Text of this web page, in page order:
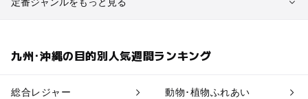
定番ジャンルをもっと見る
九州･沖縄の目的別人気週間ランキング
総合レジャー 動物･植物ふれあい